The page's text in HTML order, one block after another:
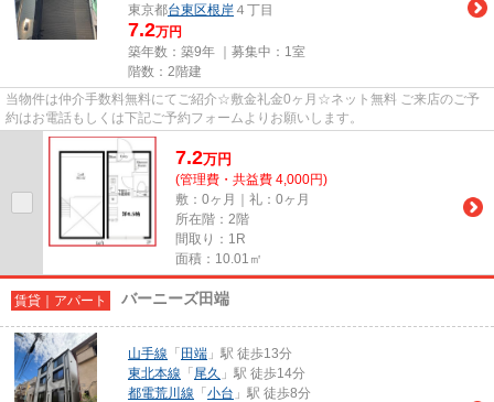
東京都台東区根岸 ４丁目
7.2万円
築年数：築9年 ｜募集中： 1室
階数：2階建
当物件は仲介手数料無料にてご紹介☆敷金礼金0ヶ月☆ネット無料 ご来店のご予
約はお電話もしくは下記ご予約フォームよりお願いします。
7.2万円
(管理費・共益費 4,000円)
敷：0ヶ月｜礼：0ヶ月
所在階：2階
間取り：1R
面積：10.01㎡
賃貸｜アパート バーニーズ田端
山手線 「 田端 」駅 徒歩13分
東北本線 「 尾久 」駅 徒歩14分
都電荒川線 「 小台 」駅 徒歩8分